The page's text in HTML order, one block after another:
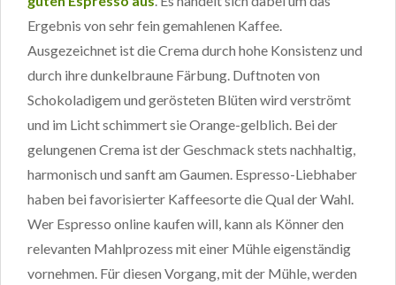
Ergebnis von sehr fein gemahlenen Kaffee.
Ausgezeichnet ist die Crema durch hohe Konsistenz und
durch ihre dunkelbraune Färbung. Duftnoten von
Schokoladigem und gerösteten Blüten wird verströmt
und im Licht schimmert sie Orange-gelblich. Bei der
gelungenen Crema ist der Geschmack stets nachhaltig,
harmonisch und sanft am Gaumen. Espresso-Liebhaber
haben bei favorisierter Kaffeesorte die Qual der Wahl.
Wer Espresso online kaufen will, kann als Könner den
relevanten Mahlprozess mit einer Mühle eigenständig
vornehmen. Für diesen Vorgang, mit der Mühle, werden